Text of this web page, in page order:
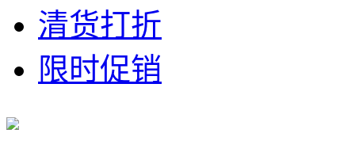
清货打折
限时促销